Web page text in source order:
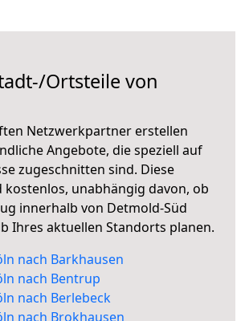
Ortsteile von
Netzwerkpartner erstellen
Angebote, die speziell auf
zugeschnitten sind. Diese
kostenlos, unabhängig davon, ob
innerhalb von Detmold-Süd
Ihres aktuellen Standorts planen.
nach Barkhausen
nach Bentrup
nach Berlebeck
nach Brokhausen